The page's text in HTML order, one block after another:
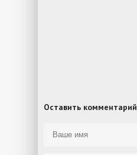
Оставить комментарий